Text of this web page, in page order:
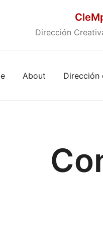
Dirección
About Dirección